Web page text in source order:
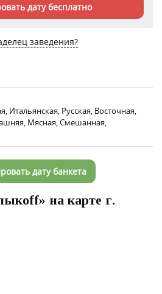
дату бесплатно
заведения?
Итальянская, Русская, Восточная,
Мясная, Смешанная,
дату банкета
на карте г.